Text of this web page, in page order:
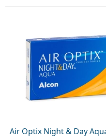
Air Optix Night & Day